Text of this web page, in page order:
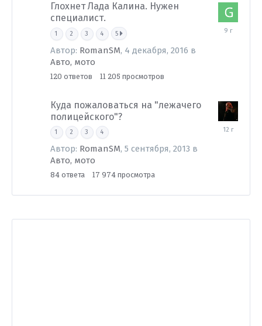
Глохнет Лада Калина. Нужен
специалист.
1 2 3 4 5
Автор: RomanSM, 4 декабря, 2016 в
Авто, мото
120 ответов 11 205 просмотров
Куда пожаловаться на "лежачего
полицейского"?
1 2 3 4
Автор: RomanSM, 5 сентября, 2013 в
Авто, мото
84 ответа 17 974 просмотра
23